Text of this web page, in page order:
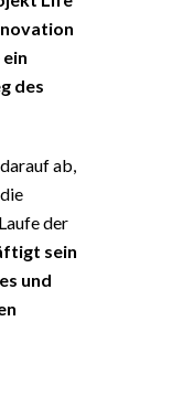
des
ab,
der
sein
und